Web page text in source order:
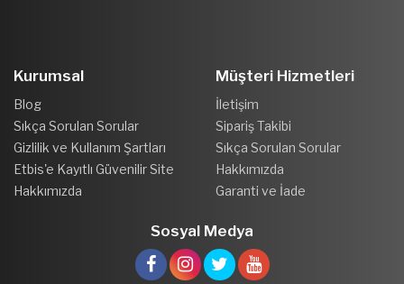
Kurumsal
Blog
Sıkça Sorulan Sorular
Gizlilik ve Kullanım Şartları
Etbis'e Kayıtlı Güvenilir Site
Hakkımızda
Müşteri Hizmetleri
İletişim
Sipariş Takibi
Sıkça Sorulan Sorular
Hakkımızda
Garanti ve İade
Sosyal Medya